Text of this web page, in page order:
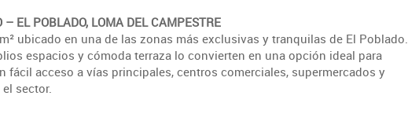
EL POBLADO, LOMA DEL CAMPESTRE
ubicado en una de las zonas más exclusivas y tranquilas de El Poblado.
espacios y cómoda terraza lo convierten en una opción ideal para
fácil acceso a vías principales, centros comerciales, supermercados y
sector.